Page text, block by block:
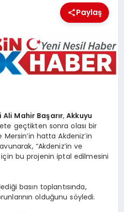
Paylaş
Mahir Başarır, Akkuyu
geçtikten sonra olası bir
hatta Akdeniz’in
“Akdeniz’in ve
için bu projenin iptal edilmesini
basın toplantısında,
olduğunu söyledi.